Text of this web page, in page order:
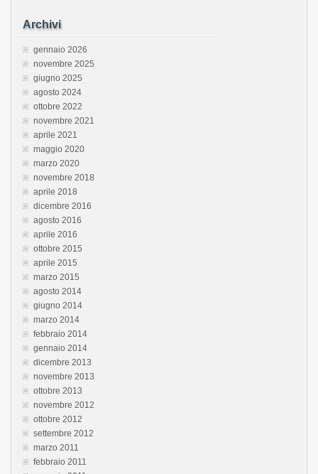
Archivi
gennaio 2026
novembre 2025
giugno 2025
agosto 2024
ottobre 2022
novembre 2021
aprile 2021
maggio 2020
marzo 2020
novembre 2018
aprile 2018
dicembre 2016
agosto 2016
aprile 2016
ottobre 2015
aprile 2015
marzo 2015
agosto 2014
giugno 2014
marzo 2014
febbraio 2014
gennaio 2014
dicembre 2013
novembre 2013
ottobre 2013
novembre 2012
ottobre 2012
settembre 2012
marzo 2011
febbraio 2011